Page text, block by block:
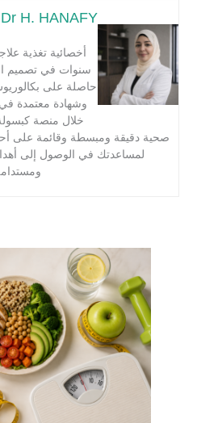
Dr H. HANAFY
سنوات في تصميم
حاصلة على
وشهادة معتمدة
خلال منصة
صحية دقيقة ومبسطة وقائمة على
لمساعدتك في الوصول إلى